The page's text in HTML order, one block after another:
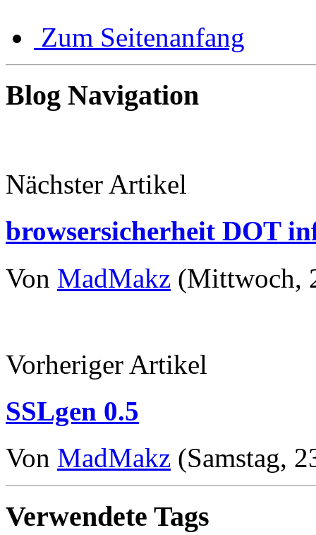
Zum Seitenanfang
Blog Navigation
Nächster Artikel
browsersicherheit DOT
Von MadMakz (Mittwoch,
Vorheriger Artikel
SSLgen 0.5
Von MadMakz (Samstag,
Verwendete Tags